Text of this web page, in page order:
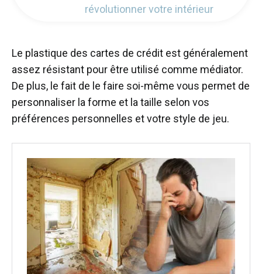
révolutionner votre intérieur
Le plastique des cartes de crédit est généralement
assez résistant pour être utilisé comme médiator.
De plus, le fait de le faire soi-même vous permet de
personnaliser la forme et la taille selon vos
préférences personnelles et votre style de jeu.